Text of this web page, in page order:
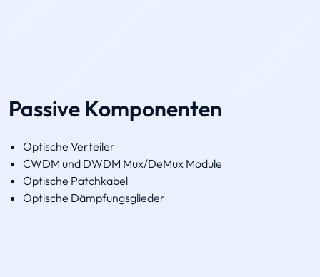
Passive Komponenten
Optische Verteiler
CWDM und DWDM Mux/DeMux Module
Optische Patchkabel
Optische Dämpfungsglieder